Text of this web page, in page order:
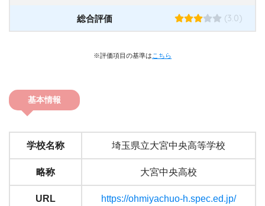
総合評価 (3.0)
※評価項目の基準は こちら
基本情報
学校名称 埼玉県立大宮中央高等学校
略称 大宮中央高校
URL https://ohmiyachuo-h.spec.ed.jp/